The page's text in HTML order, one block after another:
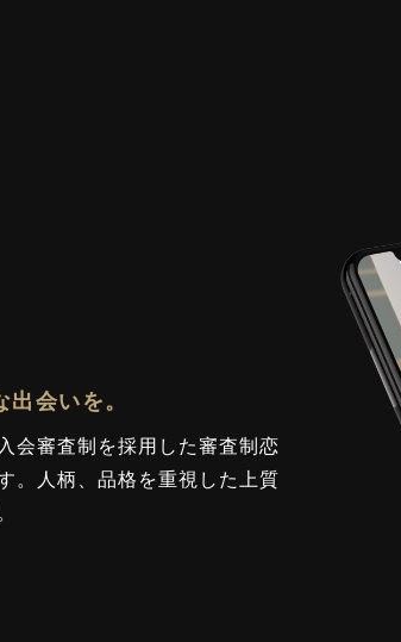
会いを。
会審査制を採用した審査制恋
。人柄、品格を重視した上質